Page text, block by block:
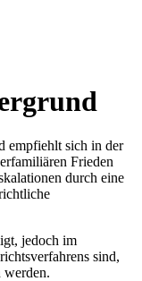
empfiehlt sich in der
Frieden
durch eine
jedoch im
sind,
werden.